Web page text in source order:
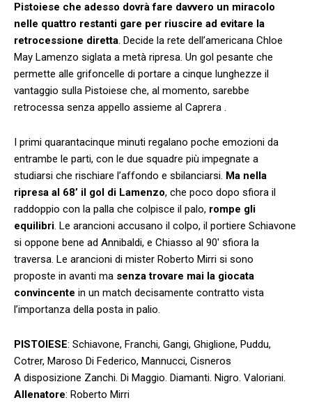
Pistoiese che adesso dovrà fare davvero un miracolo
nelle quattro restanti gare per riuscire ad evitare la
retrocessione diretta. Decide la rete dell’americana Chloe
May Lamenzo siglata a metà ripresa. Un gol pesante che
permette alle grifoncelle di portare a cinque lunghezze il
vantaggio sulla Pistoiese che, al momento, sarebbe
retrocessa senza appello assieme al Caprera .
I primi quarantacinque minuti regalano poche emozioni da
entrambe le parti, con le due squadre più impegnate a
studiarsi che rischiare l’affondo e sbilanciarsi. Ma nella
ripresa al 68’ il gol di Lamenzo, che poco dopo sfiora il
raddoppio con la palla che colpisce il palo, rompe gli
equilibri. Le arancioni accusano il colpo, il portiere Schiavone
si oppone bene ad Annibaldi, e Chiasso al 90′ sfiora la
traversa. Le arancioni di mister Roberto Mirri si sono
proposte in avanti ma senza trovare mai la giocata
convincente in un match decisamente contratto vista
l’importanza della posta in palio.
PISTOIESE: Schiavone, Franchi, Gangi, Ghiglione, Puddu,
Cotrer, Maroso Di Federico, Mannucci, Cisneros
A disposizione Zanchi. Di Maggio. Diamanti. Nigro. Valoriani.
Allenatore: Roberto Mirri